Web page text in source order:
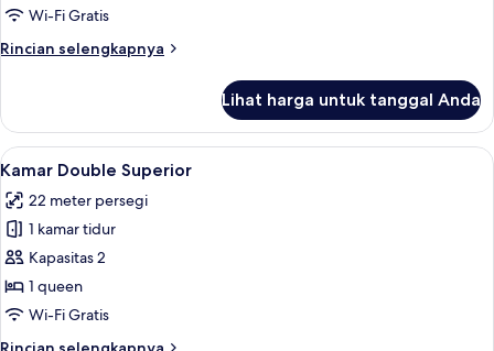
Wi-Fi Gratis
Rincian selengkapnya
Rincian
Kamar
Deluks
Lihat harga untuk tanggal Anda
Lihat
semua
foto
untuk
Kamar
Double
Superior
Kamar Double Superior | Wi-Fi gratis
7
Kamar Double Superior
22 meter persegi
1 kamar tidur
Kapasitas 2
1 queen
Wi-Fi Gratis
Rincian